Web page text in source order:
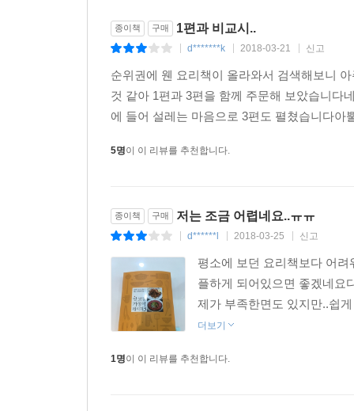
종이책 구매 1편과 비교시..
d*******k 2018-03-21 신고
순위권에 웬 요리책이 올라와서 검색해보니
것 같아 1편과 3편을 함께 주문해 보았습니다
에 들어 설레는 마음으로 3편도 펼쳤습니다
5명이 이 리뷰를 추천합니다.
종이책 구매 저는 조금 어렵네요..ㅠㅠ
d******l 2018-03-25 신고
평소에 보던 요리책보다 어
플하게 되어있으면 좋겠네요
제가 부족한면도 있지만..쉽
더보기
1명이 이 리뷰를 추천합니다.